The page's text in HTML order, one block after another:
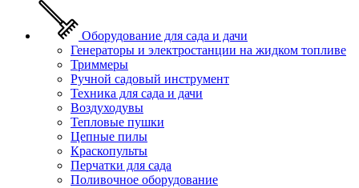
Оборудование для сада и дачи
Генераторы и электростанции на жидком топливе
Триммеры
Ручной садовый инструмент
Техника для сада и дачи
Воздуходувы
Тепловые пушки
Цепные пилы
Краскопульты
Перчатки для сада
Поливочное оборудование